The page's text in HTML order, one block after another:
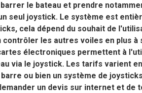
le bateau et prendre
seul joystick. Le système est
cela dépend du souhait de
contrôler les autres voiles en plus
électroniques permettent à
via le joystick. Les tarifs varient
ou bien un système de
un devis sur internet et de